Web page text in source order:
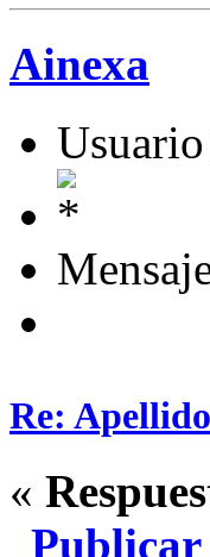
Ainexa
Re:
«
Publicar